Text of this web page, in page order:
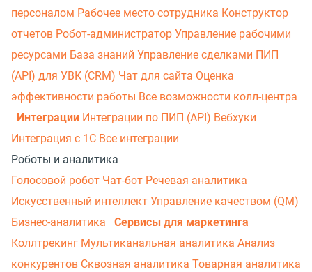
персоналом Рабочее место сотрудника Конструктор
отчетов Робот-администратор Управление рабочими
ресурсами База знаний Управление сделками ПИП
(API) для УВК (CRM) Чат для сайта Оценка
эффективности работы Все возможности колл-центра
Интеграции Интеграции по ПИП (API) Вебхуки
Интеграция с 1С Все интеграции
Роботы и аналитика
Голосовой робот Чат-бот Речевая аналитика
Искусственный интеллект Управление качеством (QM)
Бизнес-аналитика
Сервисы для маркетинга
Коллтрекинг Мультиканальная аналитика Анализ
конкурентов Сквозная аналитика Товарная аналитика